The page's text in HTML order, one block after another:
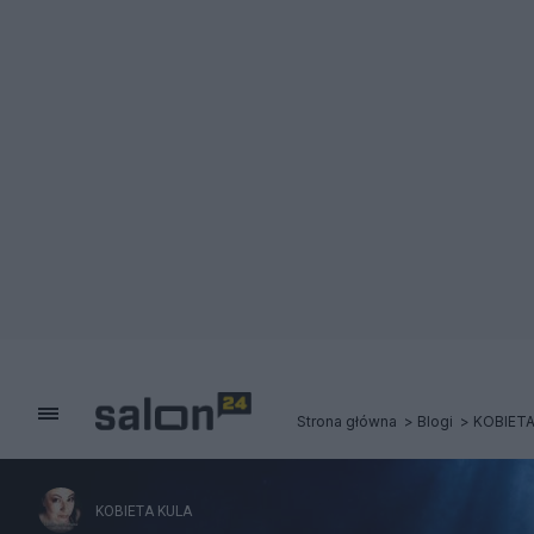
Strona główna Blogi
KOBIETA KULA